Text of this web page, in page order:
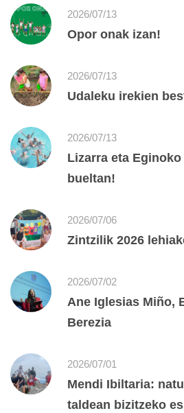
2026/07/13
Opor onak izan!
2026/07/13
Udaleku irekien
2026/07/13
Lizarra eta
bueltan!
2026/07/06
Zintzilik 2026
2026/07/02
Ane Iglesias Miño,
Berezia
2026/07/01
Mendi Ibiltaria:
taldean bizitzeko